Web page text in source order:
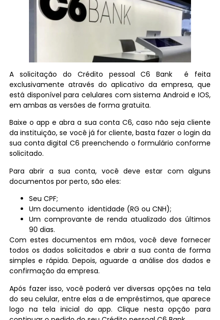
A solicitação do Crédito pessoal C6 Bank é feita
exclusivamente através do aplicativo da empresa, que
está disponível para celulares com sistema Android e IOS,
em ambas as versões de forma gratuita.
Baixe o app e abra a sua conta C6, caso não seja cliente
da instituição, se você já for cliente, basta fazer o login da
sua conta digital C6 preenchendo o formulário conforme
solicitado.
Para abrir a sua conta, você deve estar com alguns
documentos por perto, são eles:
Seu CPF;
Um documento identidade (RG ou CNH);
Um comprovante de renda atualizado dos últimos
90 dias.
Com estes documentos em mãos, você deve fornecer
todos os dados solicitados e abrir a sua conta de forma
simples e rápida. Depois, aguarde a análise dos dados e
confirmação da empresa.
Após fazer isso, você poderá ver diversas opções na tela
do seu celular, entre elas a de empréstimos, que aparece
logo na tela inicial do app. Clique nesta opção para